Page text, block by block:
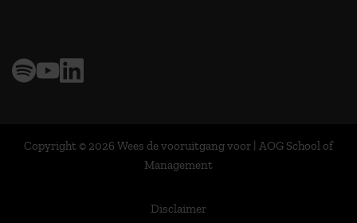
Copyright © 2026 Wees de vooruitgang voor | AOG School of
Management
Disclaimer